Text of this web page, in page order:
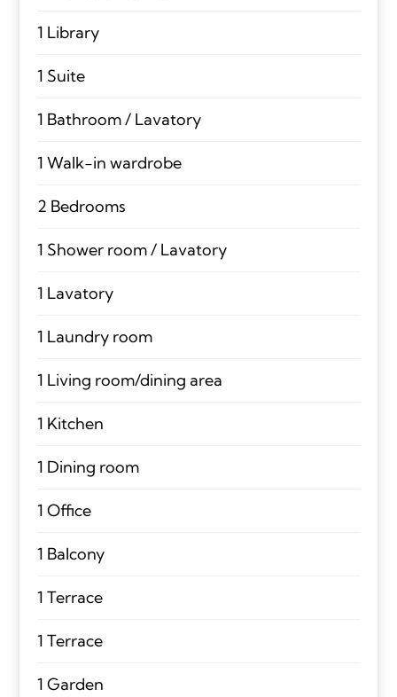
1 Library
1 Suite
1 Bathroom / Lavatory
1 Walk-in wardrobe
2 Bedrooms
1 Shower room / Lavatory
1 Lavatory
1 Laundry room
1 Living room/dining area
1 Kitchen
1 Dining room
1 Office
1 Balcony
1 Terrace
1 Terrace
1 Garden